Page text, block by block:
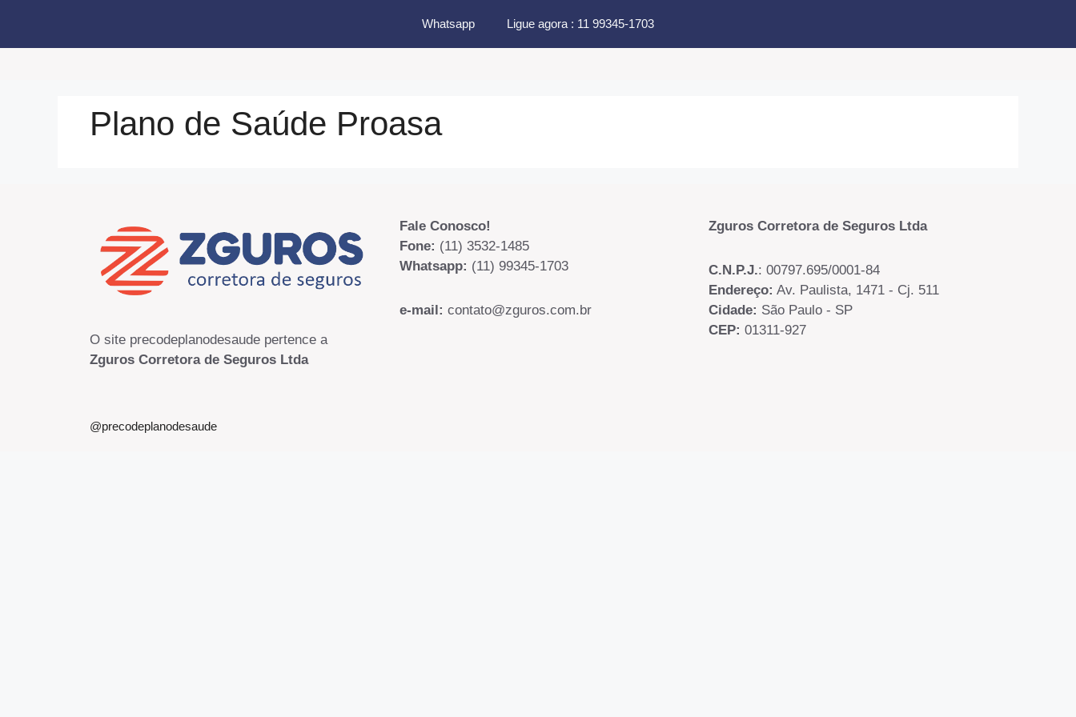
o
Whatsapp Ligue agora : 11 99345-1703
Plano de Saúde Proasa
O site precodeplanodesaude pertence a
Zguros Corretora de Seguros Ltda
Fale Conosco!
Fone: (11) 3532-1485
Whatsapp: (11) 99345-1703
e-mail: contato@zguros.com.br
Zguros Corretora de Seguros Ltda
C.N.P.J.: 00797.695/0001-84
Endereço: Av. Paulista, 1471 - Cj. 511
Cidade: São Paulo - SP
CEP: 01311-927
@precodeplanodesaude